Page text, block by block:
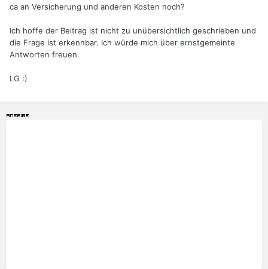
ca an Versicherung und anderen Kosten noch?
Ich hoffe der Beitrag ist nicht zu unübersichtlich geschrieben und
die Frage ist erkennbar. Ich würde mich über ernstgemeinte
Antworten freuen.
LG :)